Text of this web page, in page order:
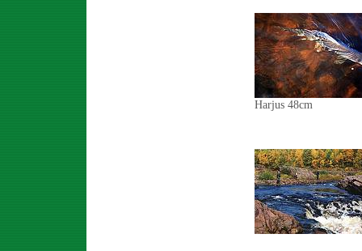
Harjus 48cm